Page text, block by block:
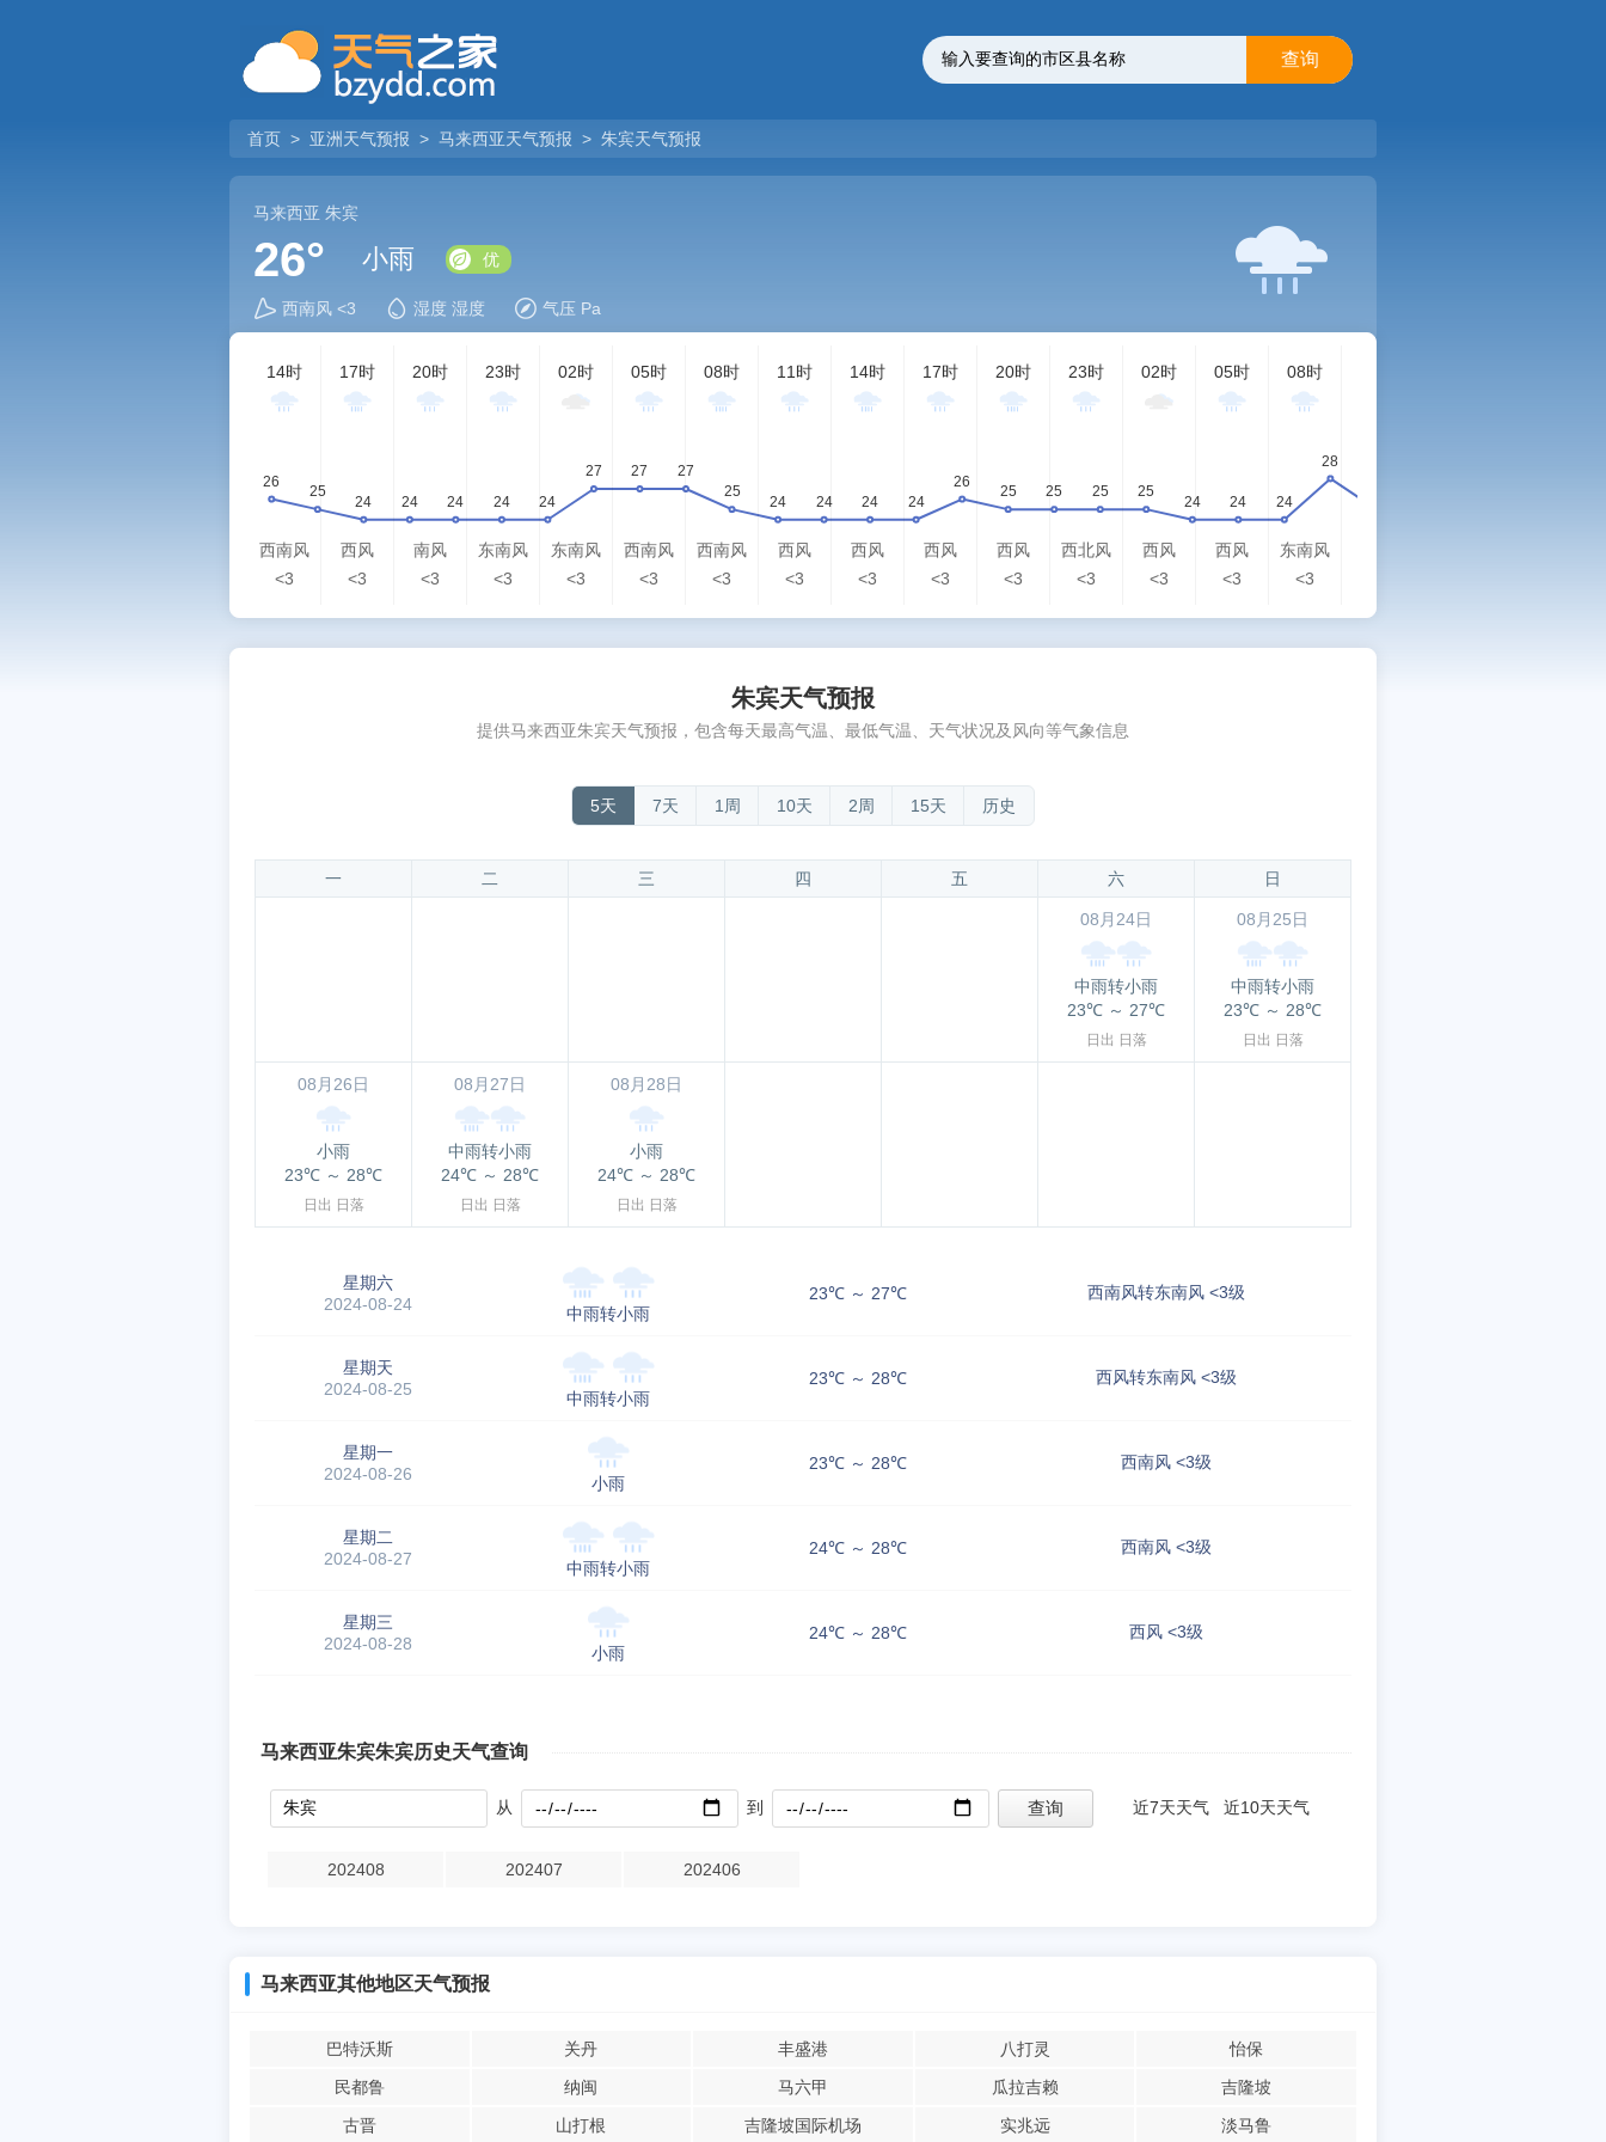
查询
首页 > 亚洲天气预报 > 马来西亚天气预报 > 朱宾天气预报
马来西亚 朱宾
26° 小雨 优
西南风 <3 湿度 湿度 气压 Pa
14时
西南风
<3
17时
西风
<3
20时
南风
<3
23时
东南风
<3
02时
东南风
<3
05时
西南风
<3
08时
西南风
<3
11时
西风
<3
14时
西风
<3
17时
西风
<3
20时
西风
<3
23时
西北风
<3
02时
西风
<3
05时
西风
<3
08时
东南风
<3
朱宾天气预报
提供马来西亚朱宾天气预报，包含每天最高气温、最低气温、天气状况及风向等气象信息
5天 7天 1周 10天 2周 15天 历史
一 二 三 四 五 六 日
08月24日
中雨转小雨
23℃ ～ 27℃
日出 日落
08月25日
中雨转小雨
23℃ ～ 28℃
日出 日落
08月26日
小雨
23℃ ～ 28℃
日出 日落
08月27日
中雨转小雨
24℃ ～ 28℃
日出 日落
08月28日
小雨
24℃ ～ 28℃
日出 日落
星期六
2024-08-24
中雨转小雨
23℃ ～ 27℃ 西南风转东南风 <3级
星期天
2024-08-25
中雨转小雨
23℃ ～ 28℃ 西风转东南风 <3级
星期一
2024-08-26
小雨
23℃ ～ 28℃ 西南风 <3级
星期二
2024-08-27
中雨转小雨
24℃ ～ 28℃ 西南风 <3级
星期三
2024-08-28
小雨
24℃ ～ 28℃ 西风 <3级
马来西亚朱宾朱宾历史天气查询
从 到 近7天天气 近10天天气
202408 202407 202406
马来西亚其他地区天气预报
巴特沃斯 关丹 丰盛港 八打灵
怡保
民都鲁
纳闽 马六甲 瓜拉吉赖
吉隆坡
古晋
山打根 吉隆坡国际机场 实兆远 淡马鲁